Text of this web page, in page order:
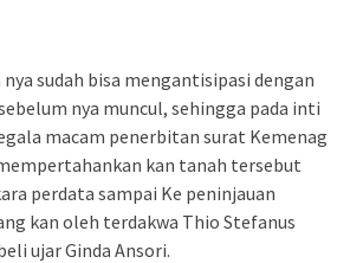
sudah bisa mengantisipasi dengan
nya muncul, sehingga pada inti
macam penerbitan surat Kemenag
kan tanah tersebut
perdata sampai Ke peninjauan
kan oleh terdakwa Thio Stefanus
ujar Ginda Ansori.